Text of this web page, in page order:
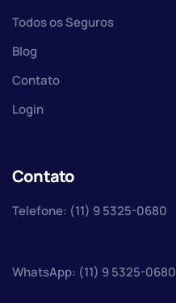
Todos os Seguros
Blog
Contato
Login
Contato
Telefone: (11) 9 5325-0680
WhatsApp: (11) 9 5325-0680